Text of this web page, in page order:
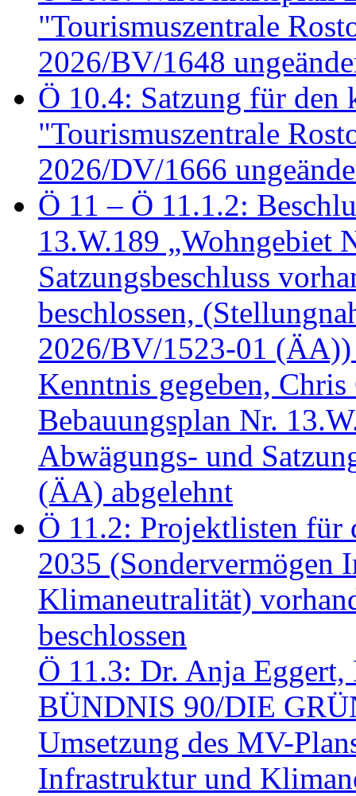
"Tourismuszentrale
2026/BV/1648
Ö 10.4: Satzung für den
"Tourismuszentrale
2026/DV/1666
Ö 11 – Ö 11.1.2:
13.W.189 „Wohngebiet
Satzungsbeschluss
beschlossen,
2026/BV/1523-01
Kenntnis gegeben,
Bebauungsplan Nr.
Abwägungs- und
(ÄA) abgelehnt
Ö 11.2: Projektlisten für
2035 (Sondervermögen
Klimaneutralität)
beschlossen
Ö 11.3: Dr. Anja
BÜNDNIS 90/DIE
Umsetzung des MV-
Infrastruktur und